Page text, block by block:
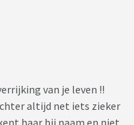
van je leven !!
altijd net iets zieker